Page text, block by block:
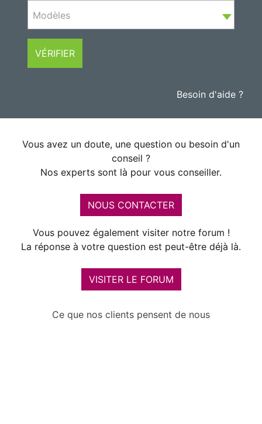
Modèles
VÉRIFIER
Besoin d'aide ?
Vous avez un doute, une question ou besoin d'un
conseil ?
Nos experts sont là pour vous conseiller.
NOUS CONTACTER
Vous pouvez également visiter notre forum !
La réponse à votre question est peut-être déjà là.
VISITER LE FORUM
Ce que nos clients pensent de nous